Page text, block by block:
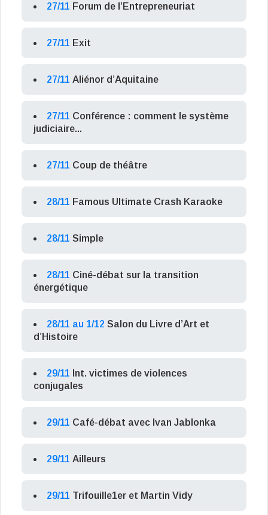
27/11 Forum de l’Entrepreneuriat
27/11 Exit
27/11 Aliénor d’Aquitaine
27/11 Conférence : comment le système
judiciaire...
27/11 Coup de théâtre
28/11 Famous Ultimate Crash Karaoke
28/11 Simple
28/11 Ciné-débat sur la transition
énergétique
28/11 au 1/12 Salon du Livre d’Art et
d’Histoire
29/11 Int. victimes de violences
conjugales
29/11 Café-débat avec Ivan Jablonka
29/11 Ailleurs
29/11 Trifouille1er et Martin Vidy